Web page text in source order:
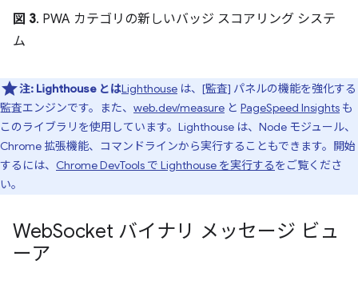
図 3. PWA カテゴリの新しいバッジ スコアリング システ
ム
注: Lighthouse とはLighthouse は、[監査] パネルの機能を強化する
監査エンジンです。また、 web.dev/measure と PageSpeed Insights も
このライブラリを使用しています。Lighthouse は、Node モジュール、
Chrome 拡張機能、コマンドラインから実行することもできます。開始
するには、 Chrome DevTools で Lighthouse を実行するをご覧くださ
い。
WebSocket バイナリ メッセージ ビュ
ーア